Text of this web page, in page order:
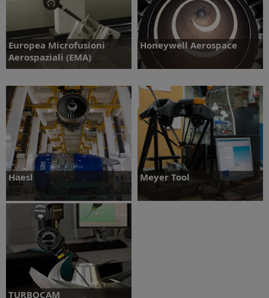
Europea Microfusioni
Aerospaziali (EMA)
Ontdek meer
Honeywell Aerospace
Ontdek meer
Haesl Meyer Tool
TURBOCAM